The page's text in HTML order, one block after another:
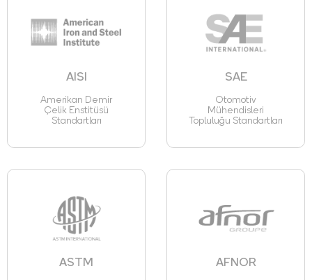
AISI
Amerikan Demir
Çelik Enstitüsü
Standartları
SAE
Otomotiv
Mühendisleri
Topluluğu Standartları
ASTM AFNOR